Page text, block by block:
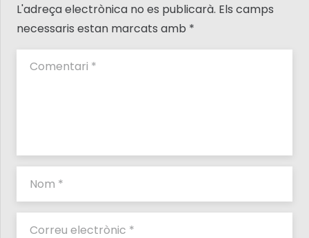
L'adreça electrònica no es publicarà. Els camps
necessaris estan marcats amb *